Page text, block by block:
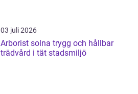
03 juli 2026
Arborist solna trygg och hållbar
trädvård i tät stadsmiljö